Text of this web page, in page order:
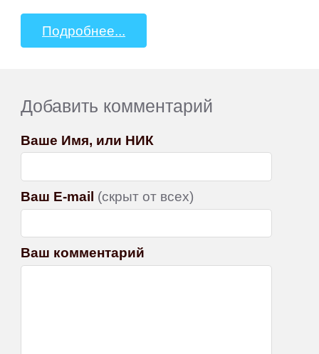
Подробнее...
Добавить комментарий
Ваше Имя, или НИК
Ваш E-mail (скрыт от всех)
Ваш комментарий